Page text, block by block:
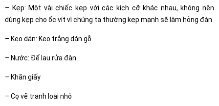
– Kẹp: Một vài chiếc kẹp với các kích cỡ khác nhau, không nên
dùng kẹp cho ốc vít vì chúng ta thường kẹp mạnh sẽ làm hỏng đàn
– Keo dán: Keo trắng dán gỗ
– Nước: Để lau rửa đàn
– Khăn giấy
– Cọ vẽ tranh loại nhỏ